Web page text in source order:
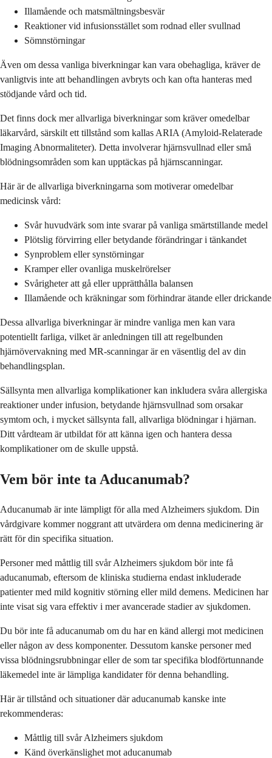
Illamående och matsmältningsbesvär
Reaktioner vid infusionsstället som rodnad eller svullnad
Sömnstörningar
Även om dessa vanliga biverkningar kan vara obehagliga, kräver de
vanligtvis inte att behandlingen avbryts och kan ofta hanteras med
stödjande vård och tid.
Det finns dock mer allvarliga biverkningar som kräver omedelbar
läkarvård, särskilt ett tillstånd som kallas ARIA (Amyloid-Relaterade
Imaging Abnormaliteter). Detta involverar hjärnsvullnad eller små
blödningsområden som kan upptäckas på hjärnscanningar.
Här är de allvarliga biverkningarna som motiverar omedelbar
medicinsk vård:
Svår huvudvärk som inte svarar på vanliga smärtstillande medel
Plötslig förvirring eller betydande förändringar i tänkandet
Synproblem eller synstörningar
Kramper eller ovanliga muskelrörelser
Svårigheter att gå eller upprätthålla balansen
Illamående och kräkningar som förhindrar ätande eller drickande
Dessa allvarliga biverkningar är mindre vanliga men kan vara
potentiellt farliga, vilket är anledningen till att regelbunden
hjärnövervakning med MR-scanningar är en väsentlig del av din
behandlingsplan.
Sällsynta men allvarliga komplikationer kan inkludera svåra allergiska
reaktioner under infusion, betydande hjärnsvullnad som orsakar
symtom och, i mycket sällsynta fall, allvarliga blödningar i hjärnan.
Ditt vårdteam är utbildat för att känna igen och hantera dessa
komplikationer om de skulle uppstå.
Vem bör inte ta Aducanumab?
Aducanumab är inte lämpligt för alla med Alzheimers sjukdom. Din
vårdgivare kommer noggrant att utvärdera om denna medicinering är
rätt för din specifika situation.
Personer med måttlig till svår Alzheimers sjukdom bör inte få
aducanumab, eftersom de kliniska studierna endast inkluderade
patienter med mild kognitiv störning eller mild demens. Medicinen har
inte visat sig vara effektiv i mer avancerade stadier av sjukdomen.
Du bör inte få aducanumab om du har en känd allergi mot medicinen
eller någon av dess komponenter. Dessutom kanske personer med
vissa blödningsrubbningar eller de som tar specifika blodförtunnande
läkemedel inte är lämpliga kandidater för denna behandling.
Här är tillstånd och situationer där aducanumab kanske inte
rekommenderas:
Måttlig till svår Alzheimers sjukdom
Känd överkänslighet mot aducanumab